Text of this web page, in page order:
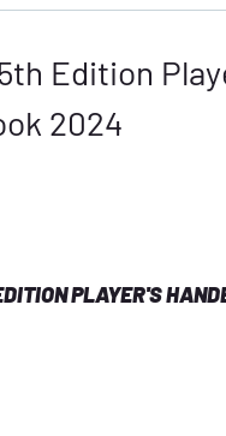
PLAYER'S